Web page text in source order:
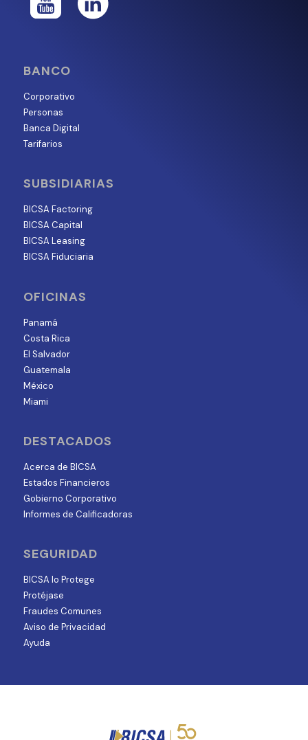
BANCO
Corporativo
Personas
Banca Digital
Tarifarios
SUBSIDIARIAS
BICSA Factoring
BICSA Capital
BICSA Leasing
BICSA Fiduciaria
OFICINAS
Panamá
Costa Rica
El Salvador
Guatemala
México
Miami
DESTACADOS
Acerca de BICSA
Estados Financieros
Gobierno Corporativo
Informes de Calificadoras
SEGURIDAD
BICSA lo Protege
Protéjase
Fraudes Comunes
Aviso de Privacidad
Ayuda